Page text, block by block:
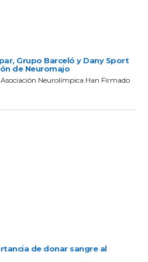
Grupo Barceló y Dany Sport
de Neuromajo
Neurolímpica Han Firmado
de donar sangre al